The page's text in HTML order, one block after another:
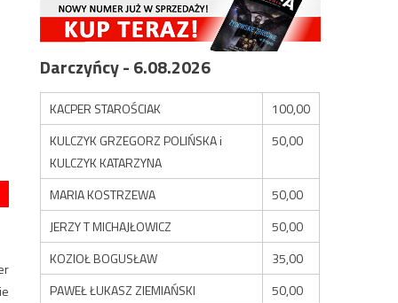
Darczyńcy - 6.08.2026
KACPER STAROŚCIAK
100,00
KULCZYK GRZEGORZ POLIŃSKA i
KULCZYK KATARZYNA
50,00
MARIA KOSTRZEWA
50,00
JERZY T MICHAJŁOWICZ
50,00
KOZIOŁ BOGUSŁAW
35,00
PAWEŁ ŁUKASZ ZIEMIAŃSKI
50,00